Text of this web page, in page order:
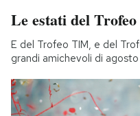
Le estati del
E del Trofeo TIM, e del
grandi amichevoli di